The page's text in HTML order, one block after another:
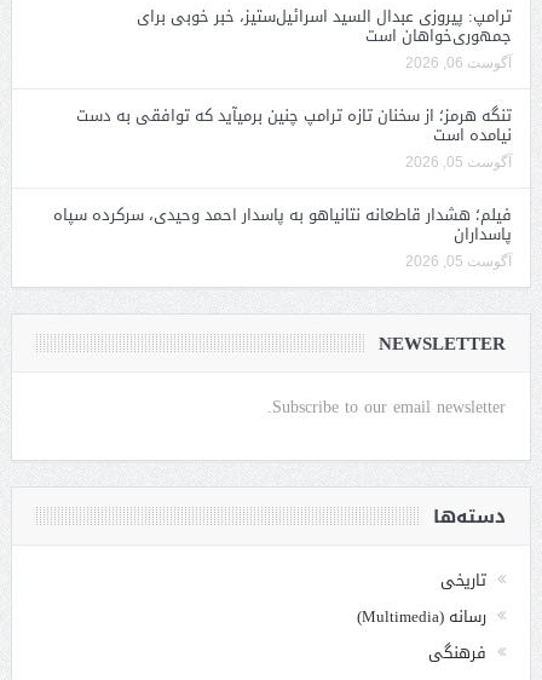
ترامپ: پیروزی عبدال السید اسرائیل‌ستیز، خبر خوبی برای
جمهوری‌خواهان است
آگوست 06, 2026
تنگه هرمز؛ از سخنان تازه ترامپ چنین برمیآید که توافقی به دست
نیامده است
آگوست 05, 2026
فیلم؛ هشدار قاطعانه نتانیاهو به پاسدار احمد وحیدی، سرکرده سپاه
پاسداران
آگوست 05, 2026
NEWSLETTER
Subscribe to our email newsletter.
دسته‌ها
تاریخی
رسانه (Multimedia)
فرهنگی